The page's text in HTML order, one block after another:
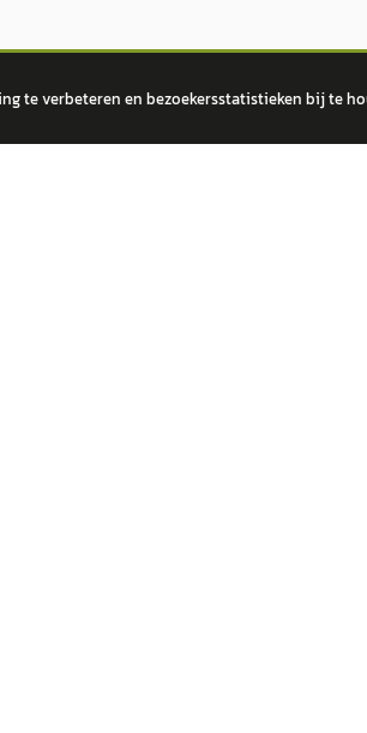
te verbeteren en bezoekersstatistieken bij te